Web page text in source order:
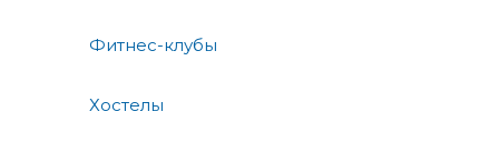
Фитнес-клубы
Хостелы